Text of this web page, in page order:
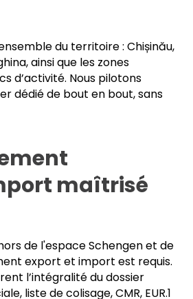
échantillon pharmaceutique
du territoire : Chișinău,
dédié de bout en bout, sans
maîtrisé